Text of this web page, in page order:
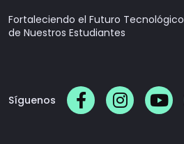
Fortaleciendo el Futuro Tecnológico
de Nuestros Estudiantes
Síguenos